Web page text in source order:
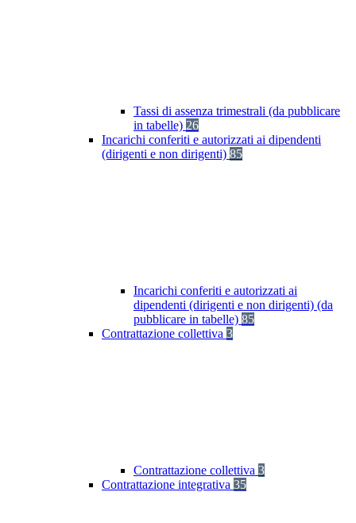
Tassi di assenza trimestrali (da pubblicare
in tabelle) 26
Incarichi conferiti e autorizzati ai dipendenti
(dirigenti e non dirigenti) 85
Incarichi conferiti e autorizzati ai
dipendenti (dirigenti e non dirigenti) (da
pubblicare in tabelle) 85
Contrattazione collettiva 3
Contrattazione collettiva 3
Contrattazione integrativa 35